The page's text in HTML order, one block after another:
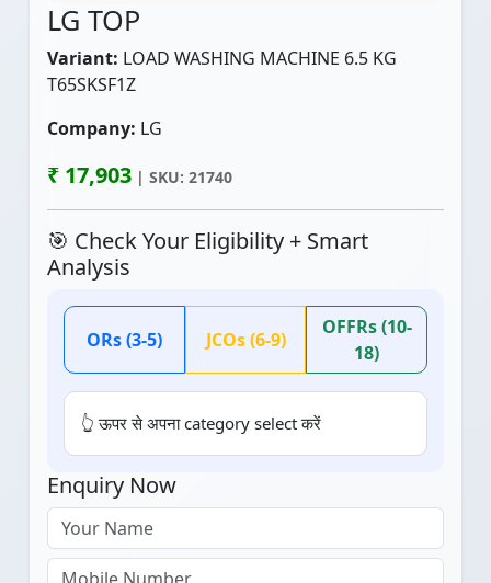
LG TOP
Variant: LOAD WASHING MACHINE 6.5 KG
T65SKSF1Z
Company: LG
₹ 17,903 | SKU: 21740
🎯 Check Your Eligibility + Smart
Analysis
ORs (3-5) JCOs (6-9)
OFFRs (10-
18)
👆 ऊपर से अपना category select करें
Enquiry Now